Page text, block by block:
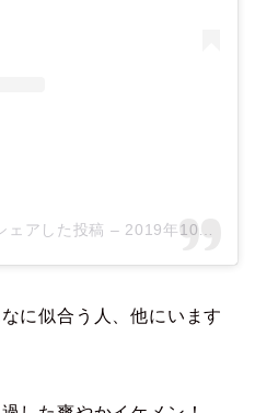
ェアした投稿 – 2019年10月月16日午前2時52分PDT
に似合う人、他にいます